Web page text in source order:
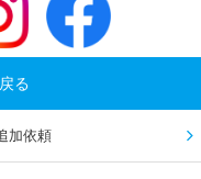
る
加依頼